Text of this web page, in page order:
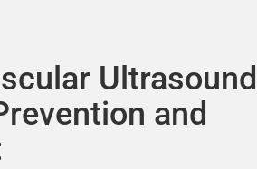
Ultrasound
and